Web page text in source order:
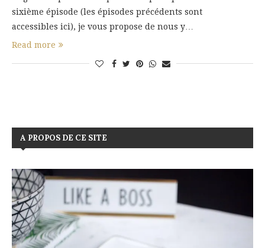
sixième épisode (les épisodes précédents sont
accessibles ici), je vous propose de nous y…
Read more
A PROPOS DE CE SITE